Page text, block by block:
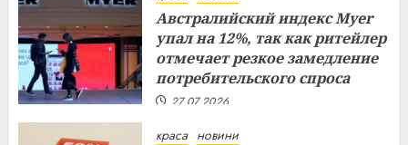
Австралийский индекс Myer
упал на 12%, так как ритейлер
отмечает резкое замедление
потребительского спроса
27.07.2026
краса новини